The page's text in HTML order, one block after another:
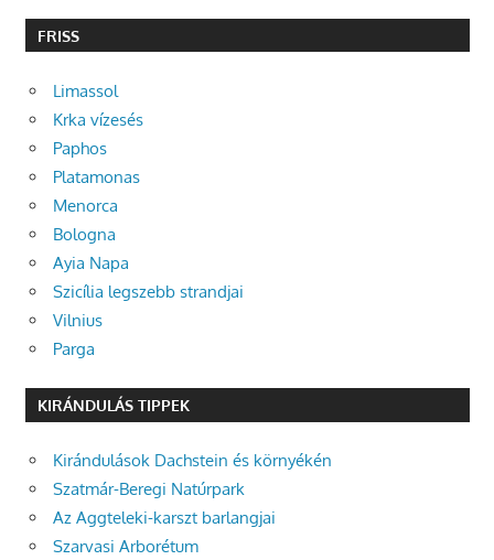
FRISS
Limassol
Krka vízesés
Paphos
Platamonas
Menorca
Bologna
Ayia Napa
Szicília legszebb strandjai
Vilnius
Parga
KIRÁNDULÁS TIPPEK
Kirándulások Dachstein és környékén
Szatmár-Beregi Natúrpark
Az Aggteleki-karszt barlangjai
Szarvasi Arborétum